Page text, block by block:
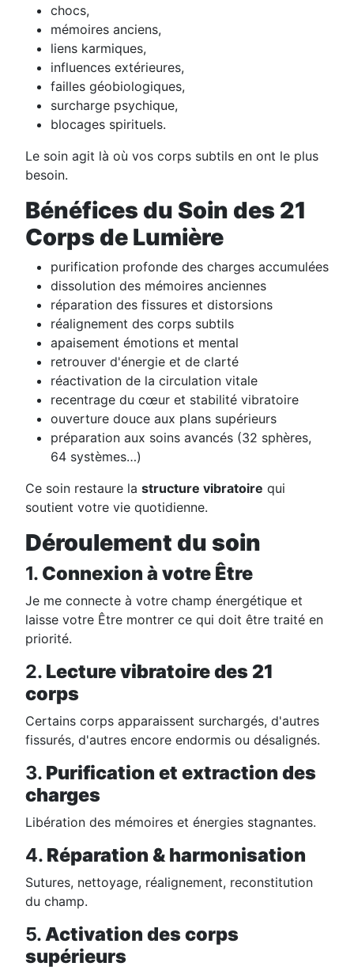
chocs,
mémoires anciens,
liens karmiques,
influences extérieures,
failles géobiologiques,
surcharge psychique,
blocages spirituels.
Le soin agit là où vos corps subtils en ont le plus
besoin.
Bénéfices du Soin des 21
Corps de Lumière
purification profonde des charges accumulées
dissolution des mémoires anciennes
réparation des fissures et distorsions
réalignement des corps subtils
apaisement émotions et mental
retrouver d'énergie et de clarté
réactivation de la circulation vitale
recentrage du cœur et stabilité vibratoire
ouverture douce aux plans supérieurs
préparation aux soins avancés (32 sphères,
64 systèmes…)
Ce soin restaure la structure vibratoire qui
soutient votre vie quotidienne.
Déroulement du soin
1. Connexion à votre Être
Je me connecte à votre champ énergétique et
laisse votre Être montrer ce qui doit être traité en
priorité.
2. Lecture vibratoire des 21
corps
Certains corps apparaissent surchargés, d'autres
fissurés, d'autres encore endormis ou désalignés.
3. Purification et extraction des
charges
Libération des mémoires et énergies stagnantes.
4. Réparation & harmonisation
Sutures, nettoyage, réalignement, reconstitution
du champ.
5.Activation des corps
supérieurs